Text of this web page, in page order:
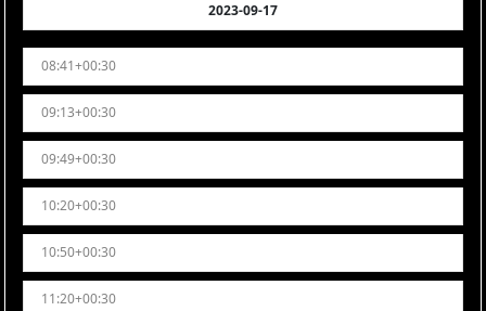
2023-09-17
08:41+00:30
09:13+00:30
09:49+00:30
10:20+00:30
10:50+00:30
11:20+00:30